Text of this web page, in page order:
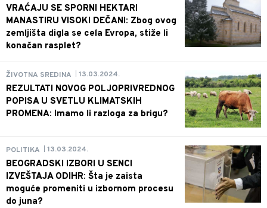
VRAĆAJU SE SPORNI HEKTARI
MANASTIRU VISOKI DEČANI: Zbog ovog
zemljišta digla se cela Evropa, stiže li
konačan rasplet?
ŽIVOTNA SREDINA 13.03.2024.
REZULTATI NOVOG POLJOPRIVREDNOG
POPISA U SVETLU KLIMATSKIH
PROMENA: Imamo li razloga za brigu?
POLITIKA 13.03.2024.
BEOGRADSKI IZBORI U SENCI
IZVEŠTAJA ODIHR: Šta je zaista
moguće promeniti u izbornom procesu
do juna?